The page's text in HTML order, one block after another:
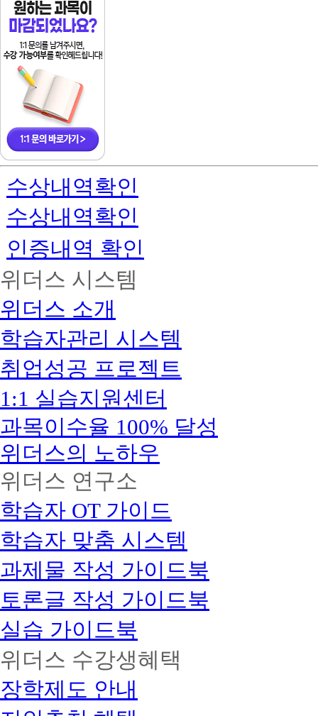
수상내역확인
수상내역확인
인증내역 확인
위더스 시스템
위더스 소개
학습자관리 시스템
취업성공 프로젝트
1:1 실습지원센터
과목이수율 100% 달성
위더스의 노하우
위더스 연구소
학습자 OT 가이드
학습자 맞춤 시스템
과제물 작성 가이드북
토론글 작성 가이드북
실습 가이드북
위더스 수강생혜택
장학제도 안내